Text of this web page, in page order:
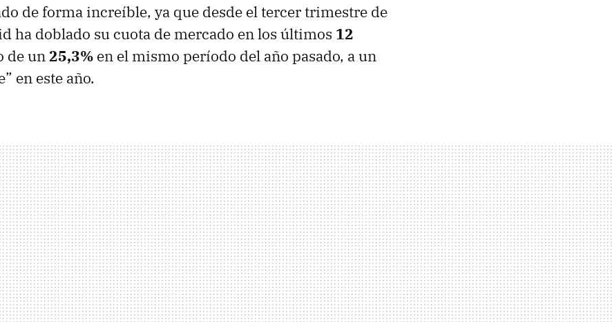
de forma increíble, ya que desde el tercer trimestre de
ha doblado su cuota de mercado en los últimos 12
de un25,3% en el mismo período del año pasado, a un
en este año.